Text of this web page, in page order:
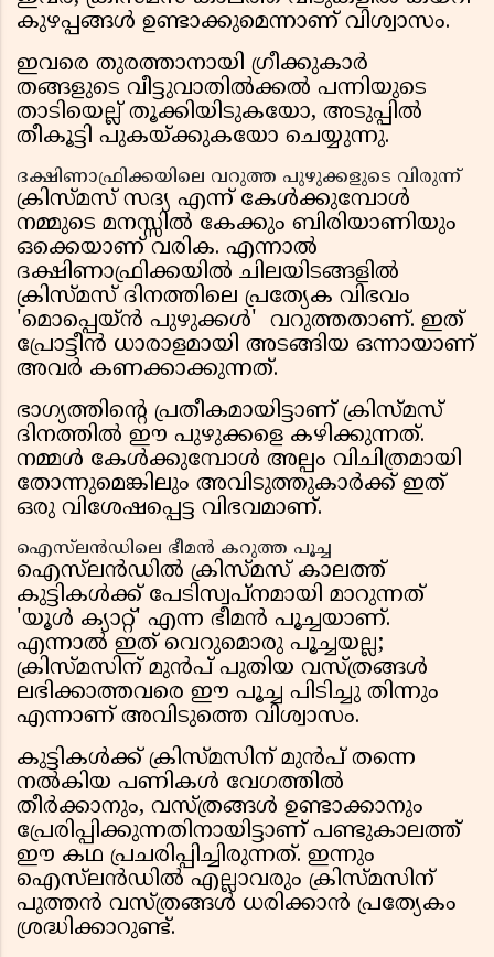
കുഴപ്പങ്ങൾ ഉണ്ടാക്കുമെന്നാണ് വിശ്വാസം.
ഇവരെ തുരത്താനായി ഗ്രീക്കുകാർ
തങ്ങളുടെ വീട്ടുവാതിൽക്കൽ പന്നിയുടെ
താടിയെല്ല് തൂക്കിയിടുകയോ, അടുപ്പിൽ
തീകൂട്ടി പുകയ്ക്കുകയോ ചെയ്യുന്നു.
ദക്ഷിണാഫ്രിക്കയിലെ വറുത്ത പുഴുക്കളുടെ വിരുന്ന്
ക്രിസ്മസ് സദ്യ എന്ന് കേൾക്കുമ്പോൾ
നമ്മുടെ മനസ്സിൽ കേക്കും ബിരിയാണിയും
ഒക്കെയാണ് വരിക. എന്നാൽ
ദക്ഷിണാഫ്രിക്കയിൽ ചിലയിടങ്ങളിൽ
ക്രിസ്മസ് ദിനത്തിലെ പ്രത്യേക വിഭവം
'മൊപ്പെയ്ൻ പുഴുക്കൾ' വറുത്തതാണ്. ഇത്
പ്രോട്ടീൻ ധാരാളമായി അടങ്ങിയ ഒന്നായാണ്
അവർ കണക്കാക്കുന്നത്.
ഭാഗ്യത്തിന്റെ പ്രതീകമായിട്ടാണ് ക്രിസ്മസ്
ദിനത്തിൽ ഈ പുഴുക്കളെ കഴിക്കുന്നത്.
നമ്മൾ കേൾക്കുമ്പോൾ അല്പം വിചിത്രമായി
തോന്നുമെങ്കിലും അവിടുത്തുകാർക്ക് ഇത്
ഒരു വിശേഷപ്പെട്ട വിഭവമാണ്.
ഐസ്‌ലൻഡിലെ ഭീമൻ കറുത്ത പൂച്ച
ഐസ്‌ലൻഡിൽ ക്രിസ്മസ് കാലത്ത്
കുട്ടികൾക്ക് പേടിസ്വപ്നമായി മാറുന്നത്
'യൂൾ ക്യാറ്റ്' എന്ന ഭീമൻ പൂച്ചയാണ്.
എന്നാൽ ഇത് വെറുമൊരു പൂച്ചയല്ല;
ക്രിസ്മസിന് മുൻപ് പുതിയ വസ്ത്രങ്ങൾ
ലഭിക്കാത്തവരെ ഈ പൂച്ച പിടിച്ചു തിന്നും
എന്നാണ് അവിടുത്തെ വിശ്വാസം.
കുട്ടികൾക്ക് ക്രിസ്മസിന് മുൻപ് തന്നെ
നൽകിയ പണികൾ വേഗത്തിൽ
തീർക്കാനും, വസ്ത്രങ്ങൾ ഉണ്ടാക്കാനും
പ്രേരിപ്പിക്കുന്നതിനായിട്ടാണ് പണ്ടുകാലത്ത്
ഈ കഥ പ്രചരിപ്പിച്ചിരുന്നത്. ഇന്നും
ഐസ്‌ലൻഡിൽ എല്ലാവരും ക്രിസ്മസിന്
പുത്തൻ വസ്ത്രങ്ങൾ ധരിക്കാൻ പ്രത്യേകം
ശ്രദ്ധിക്കാറുണ്ട്.